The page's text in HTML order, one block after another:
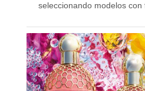
seleccionando modelos con